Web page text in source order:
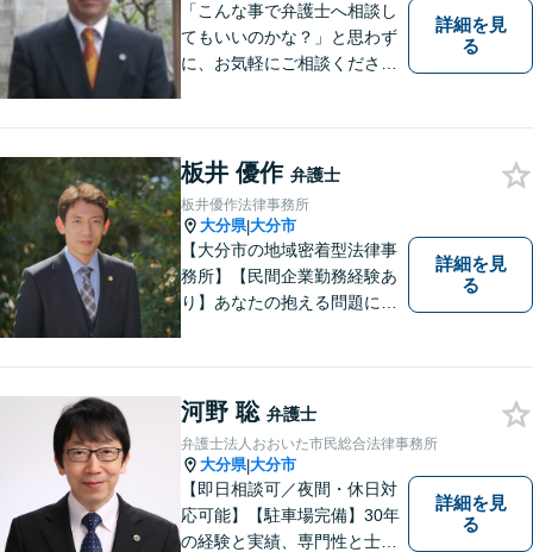
「こんな事で弁護士へ相談し
てもいいのかな？」と思わず
に、お気軽にご相談くださ
詳細を見
る
板井 優作 弁護士
板井優作法律事務所
大分県|大分市
【大分市の地域密着型法律事
務所】【民間企業勤務経験あ
り】あなたの抱える問題に、
もに対応可！お気軽にご相談
ください。【英語対応◎】
詳細を見
る
河野 聡 弁護士
弁護士法人おおいた市民総合法律事務所
大分県|大分市
【即日相談可／夜間・休日対
応可能】【駐車場完備】30年
の経験と実績、専門性と士業
詳細を見
る